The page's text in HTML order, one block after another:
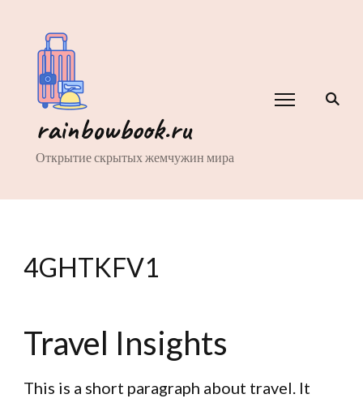
rainbowbook.ru
Открытие скрытых жемчужин мира
4GHTKFV1
Travel Insights
This is a short paragraph about travel. It